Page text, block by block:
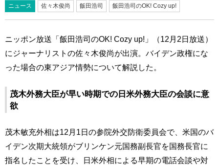
ニュース 佐々木俊尚 飯田浩司 飯田浩司のOK! Cozy up!
ニッポン放送「飯田浩司のOK! Cozy up!」（12月2日放送）
にジャーナリストの佐々木俊尚が出演。バイデン政権にな
った場合の東アジア情勢について解説した。
茂木外務大臣が早い時期での日米外務大臣の会談に意
欲
茂木敏充外相は12月1日の参院外交防衛委員会で、米国のバ
イデン次期大統領がブリンケン元国務副長官を国務長官に
指名したことを受け、日米外相による早期の電話会談や対